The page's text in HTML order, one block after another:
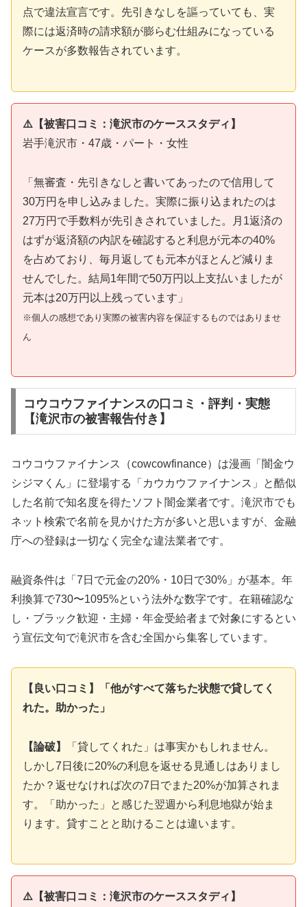
点で違法宣言です。先引きなしを謳っていても、実
際には返済時の請求額が膨らむ仕組みになっている
ケースが多数報告されています。
⚠️【被害口コミ：滝沢市のケーススタディ】
岩手滝沢市・47歳・パート・女性
「無審査・先引きなしと書いてあったので信用して
30万円を申し込みました。実際に振り込まれたのは
27万円で手数料が先引きされていました。月1返済の
はずが返済額の内訳を確認すると利息が元本の40%
を占めており、毎月返しても元本がほとんど減りま
せんでした。結局1年間で50万円以上支払いましたが
元本は20万円以上残っています」
※個人の感想であり実際の被害内容を保証するものではありませ
ん
コウコウファイナンスの口コミ・評判・実態
【滝沢市の被害報告付き】
コウコウファイナンス（cowcowfinance）は漫画「闇金ウ
シジマくん」に登場する「カウカウファイナンス」と酷似
した名前で知名度を得たソフト闇金業者です。滝沢市でも
ネット検索で名前を見かけた方が多いと思いますが、金融
庁への登録は一切なく完全な違法業者です。
融資条件は「7日で元金の20%・10日で30%」が基本。年
利換算で730〜1095%という法外な数字です。在籍確認な
し・ブラック歓迎・主婦・年金受給者まで対象にするとい
う宣伝文句で滝沢市を含む全国から集客しています。
【良い口コミ】「他がすべて落ちた状態で貸してく
れた。助かった」
【論破】
「貸してくれた」は事実かもしれません。
しかし7日後に20%の利息を返せる見通しはありまし
たか？返せなければ次の7日でまた20%が加算されま
す。「助かった」と感じた翌週から利息地獄が始ま
ります。貸すことと助けることは違います。
⚠️【被害口コミ：滝沢市のケーススタディ】